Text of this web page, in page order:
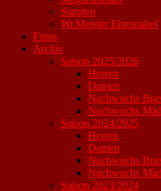
Statuten
Wr.Meister Ehrentabel
Fotos
Archiv
Saison 2025/2026
Herren
Damen
Nachwuchs
Nachwuchs
Saison 2024/2025
Herren
Damen
Nachwuchs
Nachwuchs
Saison 2023/2024